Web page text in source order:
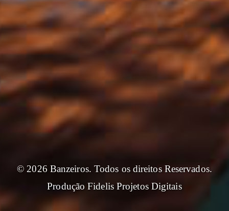
© 2026 Banzeiros. Todos os direitos Reservados.
ProduçãoFidelis Projetos Digitais